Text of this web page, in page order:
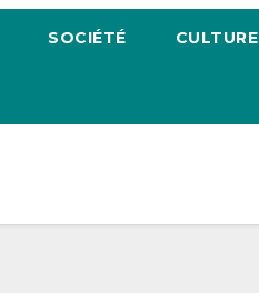
SOCIÉTÉ CULTURE